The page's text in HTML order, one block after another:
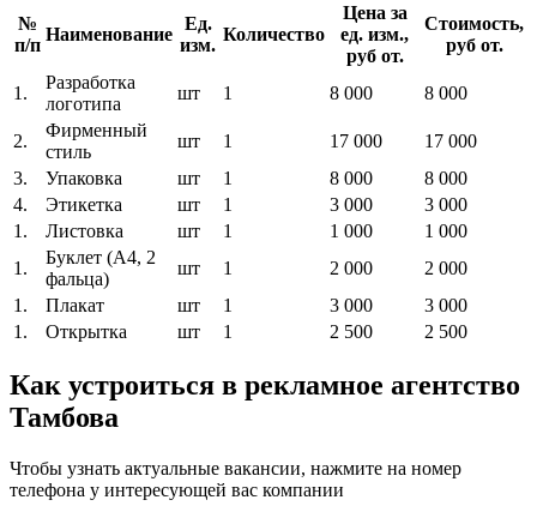
№
п/п
Наименование
Ед.
изм.
Количество
Цена за
ед. изм.,
руб от.
Стоимость,
руб от.
1.
Разработка
логотипа
шт 1 8 000 8 000
2.
Фирменный
стиль
шт 1 17 000
17 000
3.
Упаковка шт 1 8 000
8 000
4.
Этикетка шт 1 3 000
3 000
1.
Листовка шт 1 1 000
1 000
1.
Буклет (A4, 2
фальца)
шт 1 2 000
2 000
1.
Плакат шт 1 3 000
3 000
1.
Открытка шт 1 2 500 2 500
Как устроиться в рекламное агентство
Тамбова
Чтобы узнать актуальные вакансии, нажмите на номер
телефона у интересующей вас компании